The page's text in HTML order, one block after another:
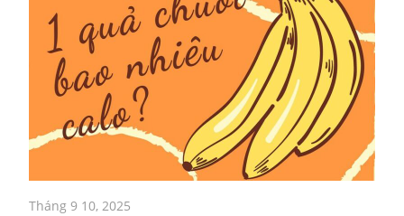
Tháng 9 10, 2025